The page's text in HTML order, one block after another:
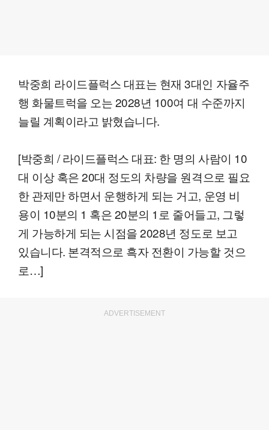
박중희 라이드플럭스 대표는 현재 3대인 자율주
행 화물트럭을 오는 2028년 100여 대 수준까지
늘릴 계획이라고 밝혔습니다.
[박중희 / 라이드플럭스 대표: 한 명의 사람이 10
대 이상 혹은 20대 정도의 차량을 원격으로 필요
한 관제만 하면서 운행하게 되는 거고, 운영 비
용이 10분의 1 혹은 20분의 1로 줄어들고, 그렇
게 가능하게 되는 시점을 2028년 정도로 보고
있습니다. 본격적으로 흑자 전환이 가능할 것으
로…]
ADVERTISEMENT